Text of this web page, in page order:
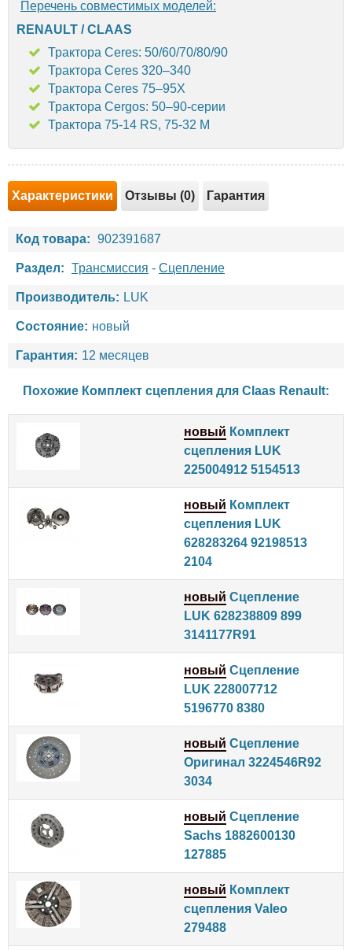
Перечень совместимых моделей:
RENAULT / CLAAS
Трактора Ceres: 50/60/70/80/90
Трактора Ceres 320–340
Трактора Ceres 75–95X
Трактора Cergos: 50–90-серии
Трактора 75-14 RS, 75-32 M
Характеристики Отзывы (0) Гарантия
Код товара: 902391687
Раздел: Трансмиссия - Сцепление
Производитель: LUK
Состояние: новый
Гарантия: 12 месяцев
Похожие Комплект сцепления для Claas Renault:
новый Комплект
сцепления LUK
225004912 5154513
новый Комплект
сцепления LUK
628283264 92198513
2104
новый Сцепление
LUK 628238809 899
3141177R91
новый Сцепление
LUK 228007712
5196770 8380
новый Сцепление
Оригинал 3224546R92
3034
новый Сцепление
Sachs 1882600130
127885
новый Комплект
сцепления Valeo
279488